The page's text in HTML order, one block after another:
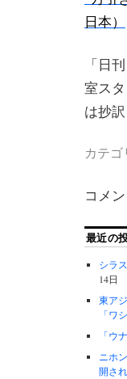
日本）
「日
室ス
は抄
カテゴ
コメ
最近の
シラ
14日
東ア
「ワ
「ウ
ニホ
開さ